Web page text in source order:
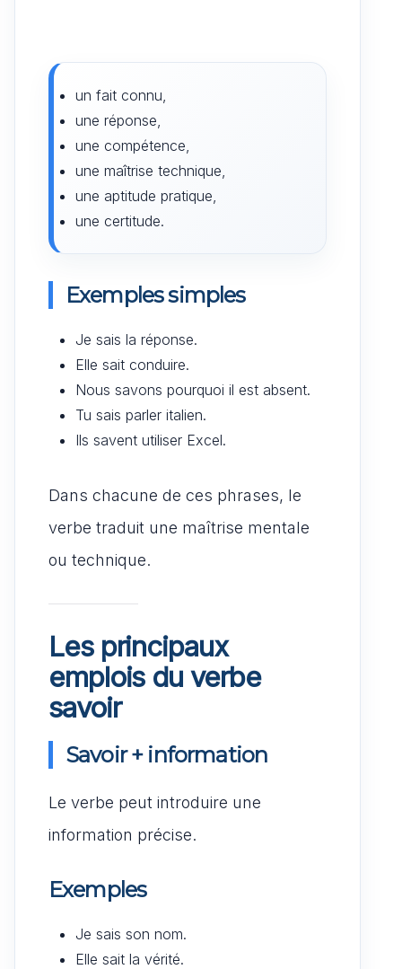
un fait connu,
une réponse,
une compétence,
une maîtrise technique,
une aptitude pratique,
une certitude.
Exemples simples
Je sais la réponse.
Elle sait conduire.
Nous savons pourquoi il est absent.
Tu sais parler italien.
Ils savent utiliser Excel.
Dans chacune de ces phrases, le
verbe traduit une maîtrise mentale
ou technique.
Les principaux
emplois du verbe
savoir
Savoir + information
Le verbe peut introduire une
information précise.
Exemples
Je sais son nom.
Elle sait la vérité.